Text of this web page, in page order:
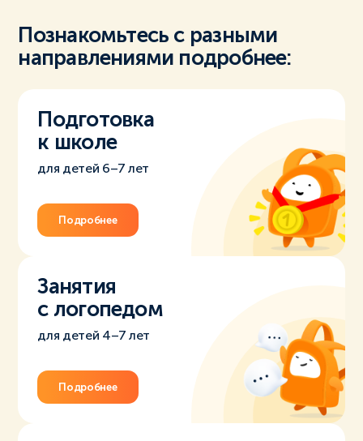
Познакомьтесь с разными
направлениями подробнее:
Подготовка
к школе
для детей 6–7 лет
Подробнее
Занятия
с логопедом
для детей 4–7 лет
Подробнее